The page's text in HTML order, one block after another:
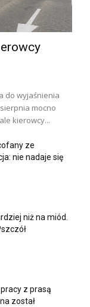
do wyjaśnienia
mocno
kierowcy...
ze
nie nadaje się
niż na miód.
z prasą
został